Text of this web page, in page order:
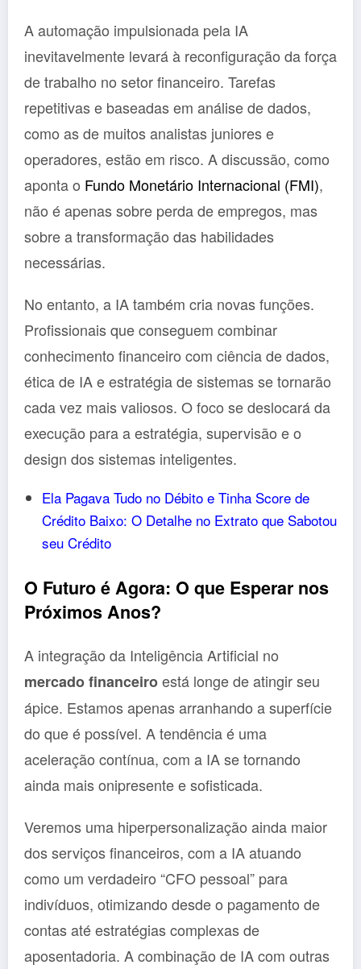
A automação impulsionada pela IA
inevitavelmente levará à reconfiguração da força
de trabalho no setor financeiro. Tarefas
repetitivas e baseadas em análise de dados,
como as de muitos analistas juniores e
operadores, estão em risco. A discussão, como
aponta o Fundo Monetário Internacional (FMI),
não é apenas sobre perda de empregos, mas
sobre a transformação das habilidades
necessárias.
No entanto, a IA também cria novas funções.
Profissionais que conseguem combinar
conhecimento financeiro com ciência de dados,
ética de IA e estratégia de sistemas se tornarão
cada vez mais valiosos. O foco se deslocará da
execução para a estratégia, supervisão e o
design dos sistemas inteligentes.
Ela Pagava Tudo no Débito e Tinha Score de
Crédito Baixo: O Detalhe no Extrato que Sabotou
seu Crédito
O Futuro é Agora: O que Esperar nos
Próximos Anos?
A integração da Inteligência Artificial no
mercado financeiroestá longe de atingir seu
ápice. Estamos apenas arranhando a superfície
do que é possível. A tendência é uma
aceleração contínua, com a IA se tornando
ainda mais onipresente e sofisticada.
Veremos uma hiperpersonalização ainda maior
dos serviços financeiros, com a IA atuando
como um verdadeiro “CFO pessoal” para
indivíduos, otimizando desde o pagamento de
contas até estratégias complexas de
aposentadoria. A combinação de IA com outras